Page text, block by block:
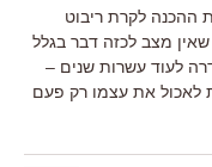
ההכנה לקרת ריבוט
– גרסת 2015 (למרות שאין מצב לכזה דבר בגלל
לעוד עשרות שנים –
לאכול את עצמו רק פעם